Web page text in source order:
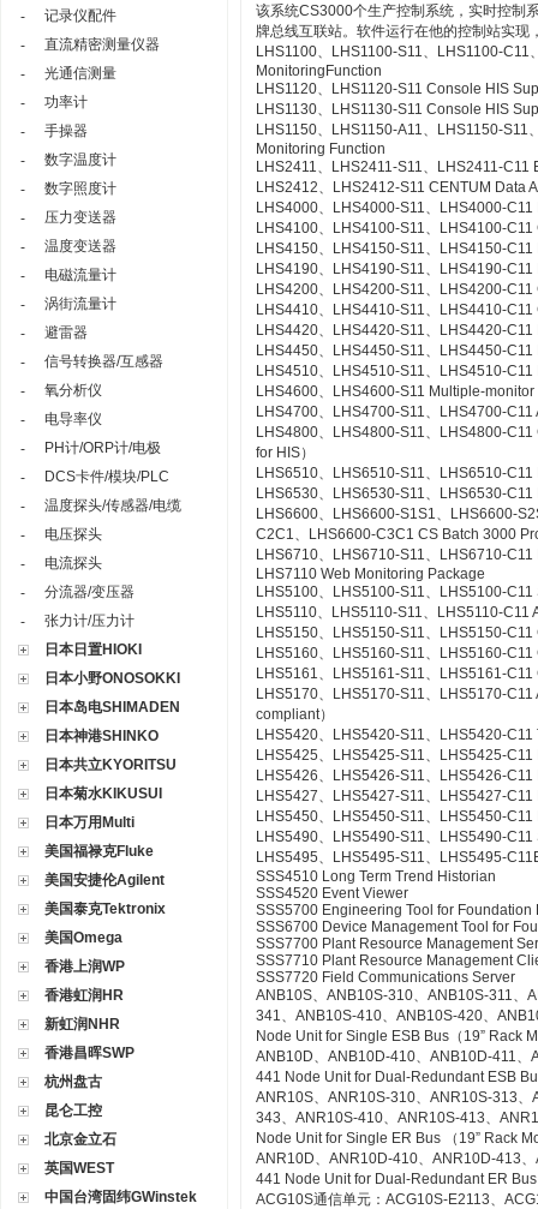
-
记录仪配件
-
直流精密测量仪器
-
光通信测量
-
功率计
-
手操器
-
数字温度计
-
数字照度计
-
压力变送器
-
温度变送器
-
电磁流量计
-
涡街流量计
-
避雷器
-
信号转换器/互感器
-
氧分析仪
-
电导率仪
-
PH计/ORP计/电极
-
DCS卡件/模块/PLC
-
温度探头/传感器/电缆
-
电压探头
-
电流探头
-
分流器/变压器
-
张力计/压力计
日本日置HIOKI
日本小野ONOSOKKI
日本岛电SHIMADEN
日本神港SHINKO
日本共立KYORITSU
日本菊水KIKUSUI
日本万用Multi
美国福禄克Fluke
美国安捷伦Agilent
美国泰克Tektronix
美国Omega
香港上润WP
香港虹润HR
新虹润NHR
香港昌晖SWP
杭州盘古
昆仑工控
北京金立石
英国WEST
中国台湾固纬GWinstek
该系统CS3000个生产控制系统，实时控制
牌总线互联站。软件运行在他的控制站实
LHS1100、LHS1100-S11、LHS1100-
MonitoringFunction
LHS1120、LHS1120-S11 Console HIS
LHS1130、LHS1130-S11 Console HIS
LHS1150、LHS1150-A11、LHS1150-
Monitoring Function
LHS2411、LHS2411-S11、LHS2411-
LHS2412、LHS2412-S11 CENTUM Data
LHS4000、LHS4000-S11、LHS4000-
LHS4100、LHS4100-S11、LHS4100-
LHS4150、LHS4150-S11、LHS4150-
LHS4190、LHS4190-S11、LHS4190-
LHS4200、LHS4200-S11、LHS4200-
LHS4410、LHS4410-S11、LHS4410-
LHS4420、LHS4420-S11、LHS4420-
LHS4450、LHS4450-S11、LHS4450-
LHS4510、LHS4510-S11、LHS4510-
LHS4600、LHS4600-S11 Multiple-
LHS4700、LHS4700-S11、LHS4700-
LHS4800、LHS4800-S11、LHS4800-
for HIS）
LHS6510、LHS6510-S11、LHS6510-
LHS6530、LHS6530-S11、LHS6530-
LHS6600、LHS6600-S1S1、LHS6600-
C2C1、LHS6600-C3C1 CS Batch 3000
LHS6710、LHS6710-S11、LHS6710-
LHS7110 Web Monitoring Package
LHS5100、LHS5100-S11、LHS5100-
LHS5110、LHS5110-S11、LHS5110-C11
LHS5150、LHS5150-S11、LHS5150-
LHS5160、LHS5160-S11、LHS5160-
LHS5161、LHS5161-S11、LHS5161-
LHS5170、LHS5170-S11、LHS5170-
compliant）
LHS5420、LHS5420-S11、LHS5420-C11
LHS5425、LHS5425-S11、LHS5425-
LHS5426、LHS5426-S11、LHS5426-
LHS5427、LHS5427-S11、LHS5427-
LHS5450、LHS5450-S11、LHS5450-
LHS5490、LHS5490-S11、LHS5490-
LHS5495、LHS5495-S11、LHS5495-
SSS4510 Long Term Trend Historian
SSS4520 Event Viewer
SSS5700 Engineering Tool for Foundation
SSS6700 Device Management Tool for
SSS7700 Plant Resource Management
SSS7710 Plant Resource Management
SSS7720 Field Communications Server
ANB10S、ANB10S-310、ANB10S-311、
341、ANB10S-410、ANB10S-420、
Node Unit for Single ESB Bus（19” Rack
ANB10D、ANB10D-410、ANB10D-411
441 Node Unit for Dual-Redundant ESB
ANR10S、ANR10S-310、ANR10S-313
343、ANR10S-410、ANR10S-413、
Node Unit for Single ER Bus （19” Rack
ANR10D、ANR10D-410、ANR10D-413
441 Node Unit for Dual-Redundant ER
ACG10S通信单元：ACG10S-E2113、